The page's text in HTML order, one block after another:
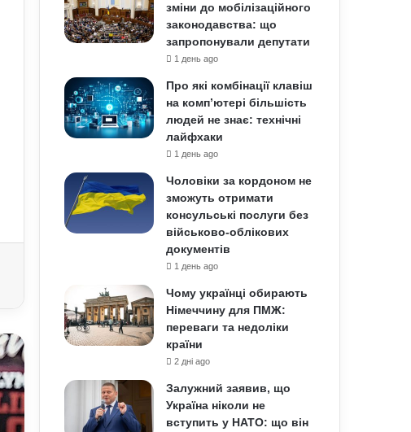
зміни до мобілізаційного
законодавства: що
запропонували депутати
1 день ago
Про які комбінації клавіш
на комп’ютері більшість
людей не знає: технічні
лайфхаки
1 день ago
Чоловіки за кордоном не
зможуть отримати
консульські послуги без
військово-облікових
документів
1 день ago
Чому українці обирають
Німеччину для ПМЖ:
переваги та недоліки
країни
2 дні ago
Залужний заявив, що
Україна ніколи не
вступить у НАТО: що він